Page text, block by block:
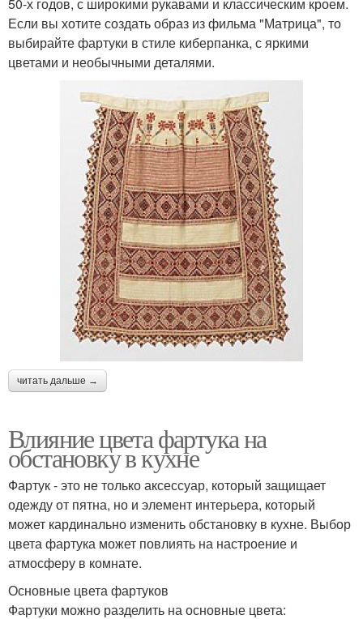
Если вы хотите создать образ из фильма "Матрица", то
выбирайте фартуки в стиле киберпанка, с яркими
цветами и необычными деталями.
читать дальше →
Влияние цвета фартука на
обстановку в кухне
Фартук - это не только аксессуар, который защищает
одежду от пятна, но и элемент интерьера, который
может кардинально изменить обстановку в кухне. Выбор
цвета фартука может повлиять на настроение и
атмосферу в комнате.
Основные цвета фартуков
Фартуки можно разделить на основные цвета: